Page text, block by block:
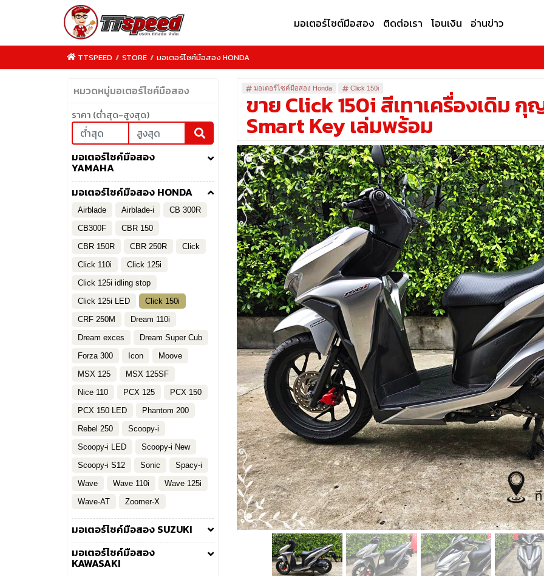
TTSPEED.COM
มอเตอร์ไซต์มือสอง ติดต่อเรา โอนเงิน อ่านข่าว
TTSPEED / STORE / มอเตอร์ไซค์มือสอง HONDA
Click 150i
มอเตอร์ไซค์มือสอง Honda
ขาย Click 150i สีเทาเครื่องเดิม กุ
Smart Key เล่มพร้อม
หมวดหมู่มอเตอร์ไซค์มือสอง
ราคา (ต่ำสุด-สูงสุด)
มอเตอร์ไซค์มือสอง
YAMAHA
มอเตอร์ไซค์มือสอง HONDA
Airblade Airblade-i
CB 300R
CB300F
CBR 150
CBR 150R
CBR 250R
Click
Click 110i
Click 125i
Click 125i idling stop
Click 125i LED
Click 150i
CRF 250M
Dream 110i
Dream exces
Dream Super Cub
Forza 300
Icon
Moove
MSX 125
MSX 125SF
Nice 110
PCX 125
PCX 150
PCX 150 LED
Phantom 200
Rebel 250
Scoopy-i
Scoopy-i LED
Scoopy-i New
Scoopy-i S12
Sonic
Spacy-i
Wave
Wave 110i
Wave 125i
Wave-AT
Zoomer-X
มอเตอร์ไซค์มือสอง SUZUKI
มอเตอร์ไซค์มือสอง
KAWASAKI